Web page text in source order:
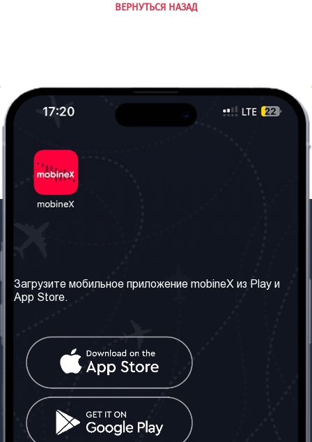
ВЕРНУТЬСЯ НАЗАД
Наши сервисы
Правила и Условия
Часто задаваемые
вопросы
Контакт
Грузия: Тбилиси
Телефон: +442030340050
Социальные сети
Загрузите мобильное приложение mobineX из Play и
App Store.